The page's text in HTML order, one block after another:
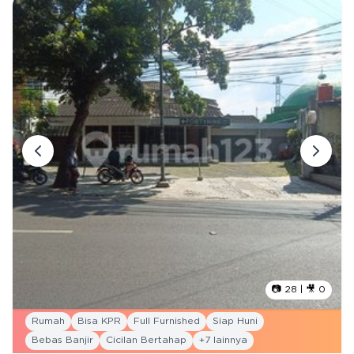
📷 28 | 🎥 0
Rumah Bisa KPR Full Furnished Siap Huni
Bebas Banjir Cicilan Bertahap +7 lainnya